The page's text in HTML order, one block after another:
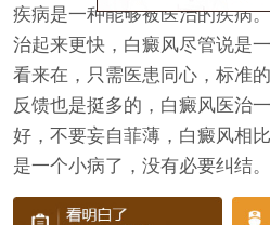
疾病是一种能够被医治的疾病
治起来更快，白癜风尽管说是
看来在，只需医患同心，标准
反馈也是挺多的，白癜风医治
好，不要妄自菲薄，白癜风相
是一个小病了，没有必要纠结。